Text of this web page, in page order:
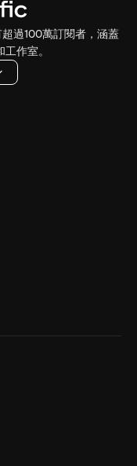
過100萬訂閱者，涵蓋
作室。